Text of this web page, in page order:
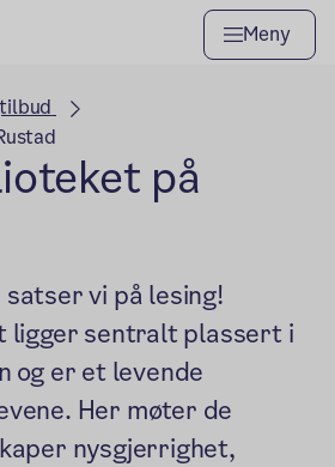
Meny
på
satser vi på lesing!
ligger sentralt plassert i
og er et levende
Her møter de
nysgjerrighet,